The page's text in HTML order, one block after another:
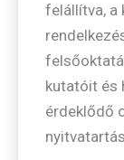
felállítva, a
kutatóit és
érdeklődő